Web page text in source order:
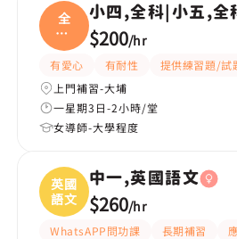
全
科|
小五
小四,全科|小五,全
$200/hr
有愛心 有耐性 提供練習題/試
上門補習-大埔
一星期3日-2小時/堂
女導師-大學程度
英國
語文
中一,英國語文
$260/hr
WhatsAPP問功課 長期補習